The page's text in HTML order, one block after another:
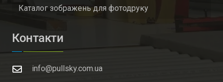
Каталог зображень для фотодруку
Контакти
info@pullsky.com.ua